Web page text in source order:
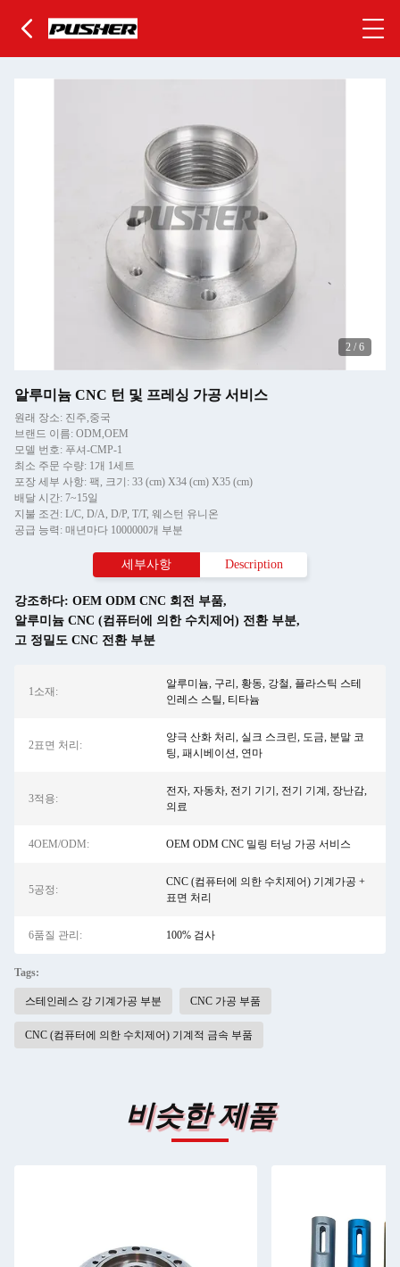
2 / 6
알루미늄 CNC 턴 및 프레싱 가공 서비스
원래 장소: 진주,중국
브랜드 이름: ODM,OEM
모델 번호: 푸셔-CMP-1
최소 주문 수량: 1개 1세트
포장 세부 사항: 팩, 크기: 33 (cm) X34 (cm) X35 (cm)
배달 시간: 7~15일
지불 조건: L/C, D/A, D/P, T/T, 웨스턴 유니온
공급 능력: 매년마다 1000000개 부분
세부사항 Description
강조하다: OEM ODM CNC 회전 부품,
알루미늄 CNC (컴퓨터에 의한 수치제어) 전환 부분,
고 정밀도 CNC 전환 부분
1소재:
알루미늄, 구리, 황동, 강철, 플라스틱 스테
인레스 스틸, 티타늄
2표면 처리:
양극 산화 처리, 실크 스크린, 도금, 분말 코
팅, 패시베이션, 연마
3적용:
전자, 자동차, 전기 기기, 전기 기계, 장난감,
의료
4OEM/ODM: OEM ODM CNC 밀링 터닝 가공 서비스
5공정:
CNC (컴퓨터에 의한 수치제어) 기계가공 +
표면 처리
6품질 관리: 100% 검사
Tags:
스테인레스 강 기계가공 부분 CNC 가공 부품
CNC (컴퓨터에 의한 수치제어) 기계적 금속 부품
비슷한 제품